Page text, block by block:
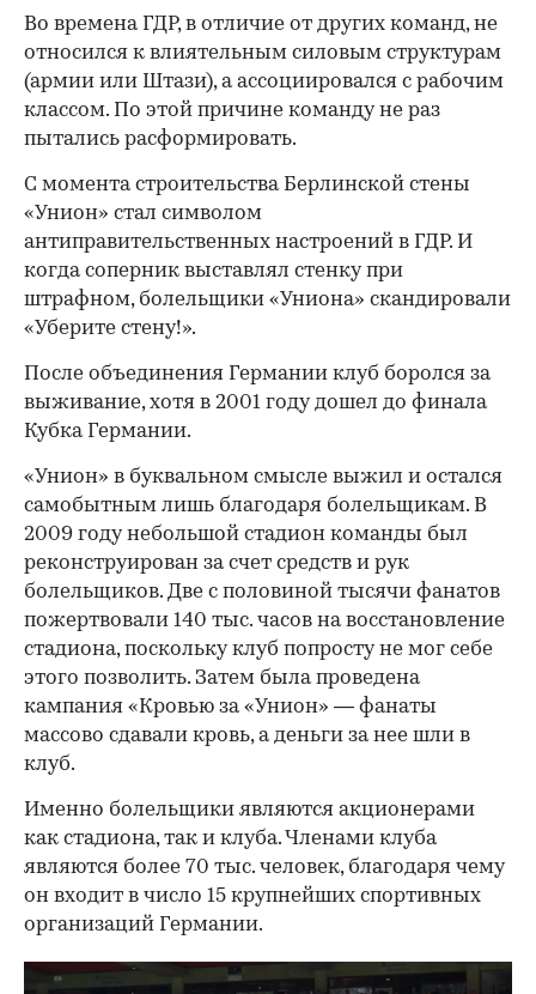
Во времена ГДР, в отличие от других команд, не
относился к влиятельным силовым структурам
(армии или Штази), а ассоциировался с рабочим
классом. По этой причине команду не раз
пытались расформировать.
С момента строительства Берлинской стены
«Унион» стал символом
антиправительственных настроений в ГДР. И
когда соперник выставлял стенку при
штрафном, болельщики «Униона» скандировали
«Уберите стену!».
После объединения Германии клуб боролся за
выживание, хотя в 2001 году дошел до финала
Кубка Германии.
«Унион» в буквальном смысле выжил и остался
самобытным лишь благодаря болельщикам. В
2009 году небольшой стадион команды был
реконструирован за счет средств и рук
болельщиков. Две с половиной тысячи фанатов
пожертвовали 140 тыс. часов на восстановление
стадиона, поскольку клуб попросту не мог себе
этого позволить. Затем была проведена
кампания «Кровью за «Унион» — фанаты
массово сдавали кровь, а деньги за нее шли в
клуб.
Именно болельщики являются акционерами
как стадиона, так и клуба. Членами клуба
являются более 70 тыс. человек, благодаря чему
он входит в число 15 крупнейших спортивных
организаций Германии.